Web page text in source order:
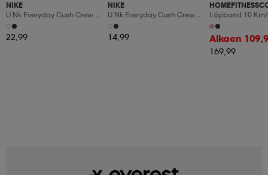
NIKE
U Nk Everyday Cush Crew
6pr-Bd
22,99
NIKE
U Nk Everyday Cush Crew
3pr
14,99
Löpband 10
Manuaalinen
Led-Display
Alkaen
169,99